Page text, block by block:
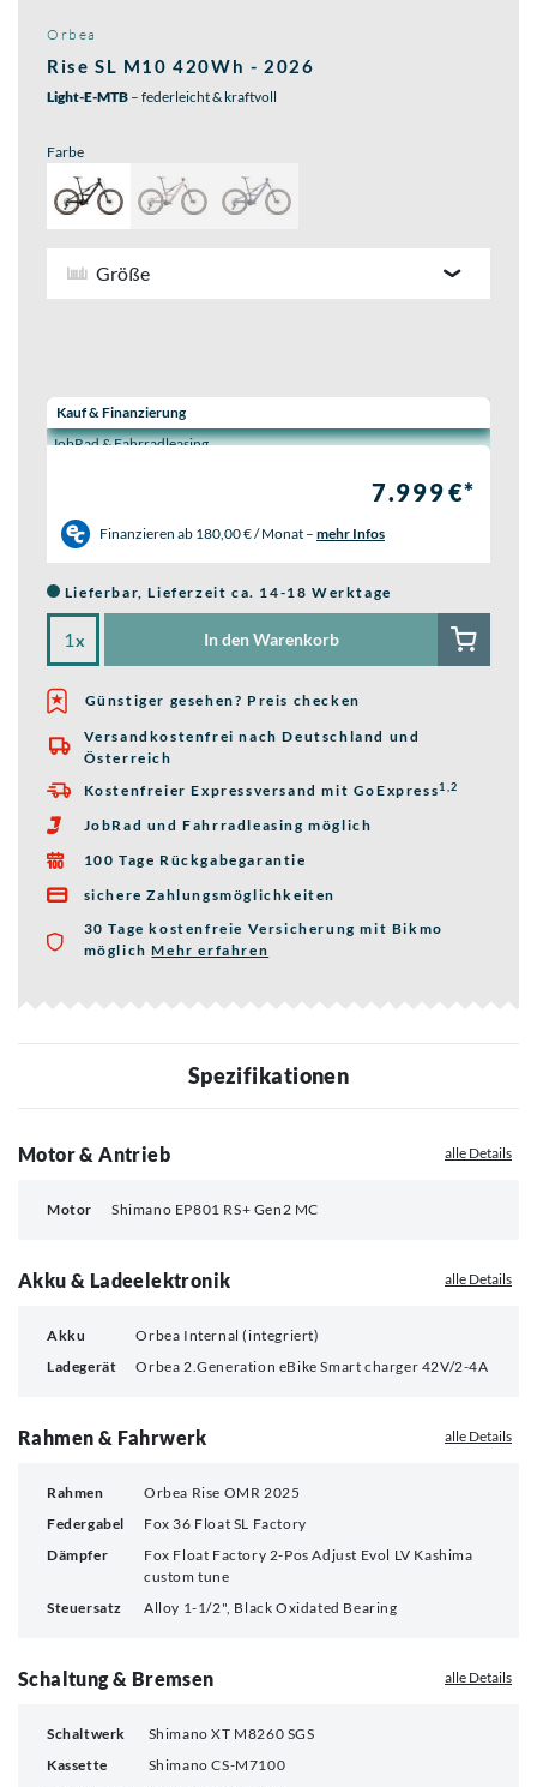
Orbea
Rise SL M10 420Wh - 2026
Light-E-MTB – federleicht & kraftvoll
Farbe
Größe
Wähle eine Preisoption:
Kauf & Finanzierung
JobRad & Fahrradleasing
7.999 €*
Finanzieren ab 180,00 € / Monat – mehr Infos
Lieferbar, Lieferzeit ca. 14-18 Werktage
x In den Warenkorb
Günstiger gesehen? Preis checken

Versandkostenfrei nach Deutschland und
Österreich
 Kostenfreier Expressversand mit GoExpress1,2
 JobRad und Fahrradleasing möglich
 100 Tage Rückgabegarantie

sichere Zahlungsmöglichkeiten
30 Tage kostenfreie Versicherung mit Bikmo
möglichMehr erfahren
Spezifikationen
Motor & Antrieb alle Details
Motor Shimano EP801 RS+ Gen2 MC
Akku & Ladeelektronik alle Details
Akku
Orbea Internal (integriert)
Ladegerät
Orbea 2.Generation eBike Smart charger 42V/2-4A
Rahmen & Fahrwerk alle Details
Rahmen
Orbea Rise OMR 2025
Federgabel
Fox 36 Float SL Factory
Dämpfer
Fox Float Factory 2-Pos Adjust Evol LV Kashima
custom tune
Steuersatz
Alloy 1-1/2", Black Oxidated Bearing
Schaltung & Bremsen alle Details
Schaltwerk
Shimano XT M8260 SGS
Kassette
Shimano CS-M7100